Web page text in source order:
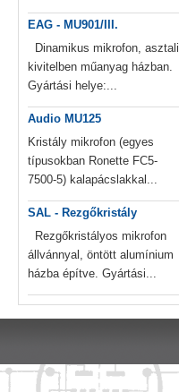
EAG - MU901/III.
Dinamikus mikrofon, asztali
kivitelben műanyag házban.
Gyártási helye:...
Audio MU125
Kristály mikrofon (egyes
típusokban Ronette FC5-
7500-5) kalapácslakkal...
SAL - Rezgőkristály
Rezgőkristályos mikrofon
állvánnyal, öntött alumínium
házba építve. Gyártási...